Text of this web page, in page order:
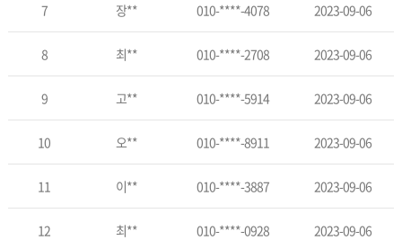
7 장** 010-****-4078 2023-09-06
8 최** 010-****-2708 2023-09-06
9 고** 010-****-5914 2023-09-06
10 오** 010-****-8911 2023-09-06
11 이** 010-****-3887 2023-09-06
12 최** 010-****-0928 2023-09-06